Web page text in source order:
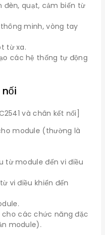
đèn, quạt, cảm biến từ
minh, vòng tay
từ xa.
các hệ thống tự động
và chân kết nối]
module (thường là
từ module đến vi điều
vi điều khiển đến
cho các chức năng đặc
module).